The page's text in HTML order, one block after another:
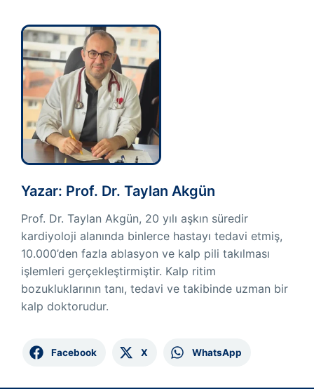
Yazar: Prof. Dr. Taylan Akgün
Prof. Dr. Taylan Akgün, 20 yılı aşkın süredir
kardiyoloji alanında binlerce hastayı tedavi etmiş,
10.000’den fazla ablasyon ve kalp pili takılması
işlemleri gerçekleştirmiştir. Kalp ritim
bozukluklarının tanı, tedavi ve takibinde uzman bir
kalp doktorudur.
Facebook X WhatsApp